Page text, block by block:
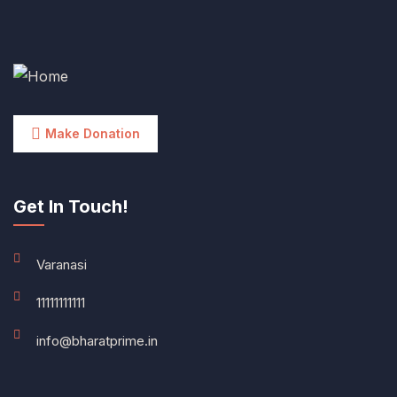
Make Donation
Get In Touch!
Varanasi
11111111111
info@bharatprime.in